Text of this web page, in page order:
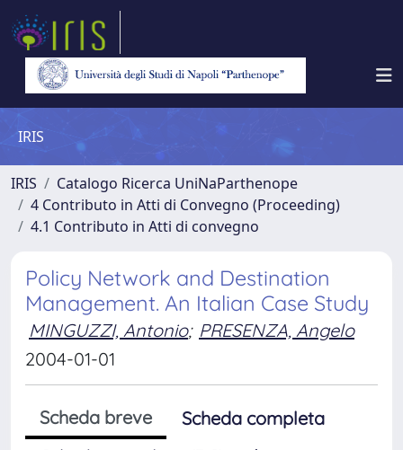
IRIS
IRIS
Catalogo Ricerca UniNaParthenope
4 Contributo in Atti di Convegno (Proceeding)
4.1 Contributo in Atti di convegno
Policy Network and Destination
Management. An Italian Case Study
MINGUZZI, Antonio; PRESENZA, Angelo
2004-01-01
Scheda breve
Scheda completa